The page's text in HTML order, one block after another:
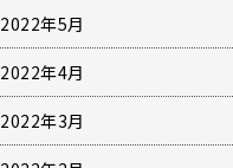
2022年5月
2022年4月
2022年3月